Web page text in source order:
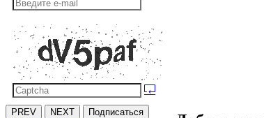
PREV NEXT Подписаться